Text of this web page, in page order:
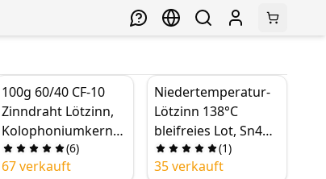
100g 60/40 CF-10
Zinndraht Lötzinn,
Kolophoniumkern
Lötdrahtrolle,
sauberes
(6)
67 verkauft
Niedertemperatur-
Lötzinn 138°C
bleifreies Lot, Sn42
Bi50 Cu8 / 0,5-
0,6mm, 50g
(1)
35 verkauft